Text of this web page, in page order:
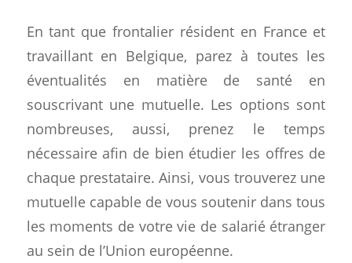
En tant que frontalier résident en France et
travaillant en Belgique, parez à toutes les
éventualités en matière de santé en
souscrivant une mutuelle. Les options sont
nombreuses, aussi, prenez le temps
nécessaire afin de bien étudier les offres de
chaque prestataire. Ainsi, vous trouverez une
mutuelle capable de vous soutenir dans tous
les moments de votre vie de salarié étranger
au sein de l’Union européenne.